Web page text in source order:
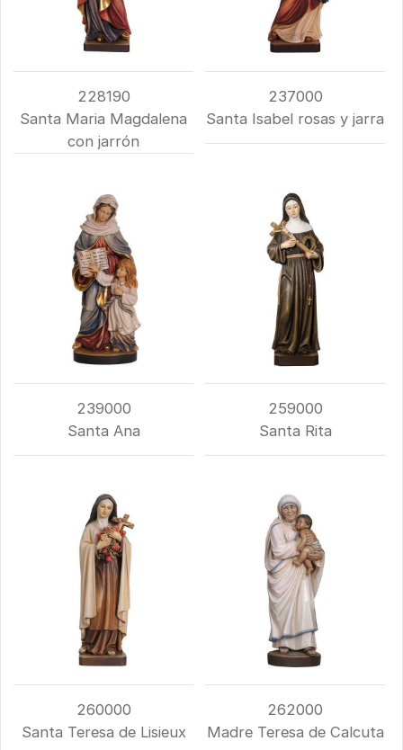
228190
Santa Maria Magdalena
con jarrón
237000
Santa Isabel rosas y jarra
239000
Santa Ana
259000
Santa Rita
260000
Santa Teresa de Lisieux
262000
Madre Teresa de Calcuta